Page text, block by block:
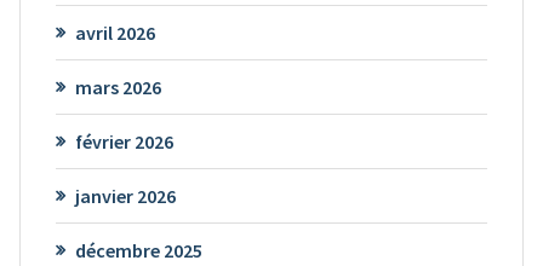
avril 2026
mars 2026
février 2026
janvier 2026
décembre 2025